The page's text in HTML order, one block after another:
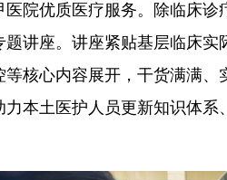
院优质医疗服务。除临床
讲座。讲座紧贴基层临床
核心内容展开，干货满满、
本土医护人员更新知识体